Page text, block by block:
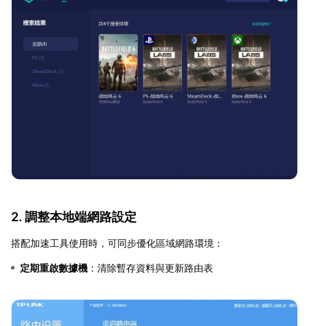
2. 調整本地端網路設定
搭配加速工具使用時，可同步優化區域網路環境：
定期重啟數據機 ：清除暫存資料與更新路由表